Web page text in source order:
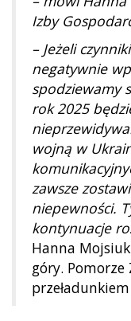
Izby
– Jeżeli
negatywnie
spodziewamy
rok 2025
wojną w
zawsze
niepewności.
kontynuacje
Hanna
góry.